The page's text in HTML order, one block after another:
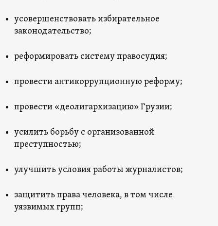
усовершенствовать избирательное
законодательство;
реформировать систему правосудия;
провести антикоррупционную реформу;
провести «деолигархизацию» Грузии;
усилить борьбу с организованной
преступностью;
улучшить условия работы журналистов;
защитить права человека, в том числе
уязвимых групп;